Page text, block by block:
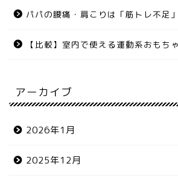
パパの腰痛・肩こりは「筋トレ不足
【比較】室内で使える運動系おもち
アーカイブ
2026年1月
2025年12月